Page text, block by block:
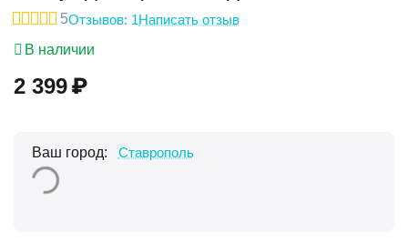
5Отзывов: 1Написать отзыв
В наличии
2 399₽
Ваш город: Ставрополь